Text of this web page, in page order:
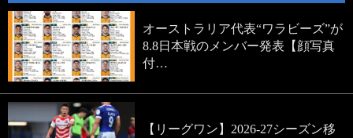
オーストラリア代表“ワラビーズ”が
8.8日本戦のメンバー発表【顔写真
付…
【リーグワン】2026-27シーズン移